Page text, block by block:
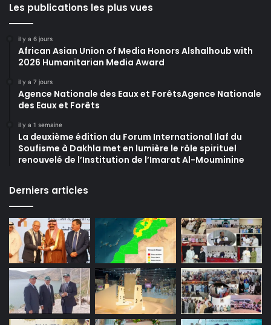
Les publications les plus vues
il y a 6 jours
African Asian Union of Media Honors Alshalhoub with
2026 Humanitarian Media Award
il y a 7 jours
Agence Nationale des Eaux et ForêtsAgence Nationale
des Eaux et Forêts
il y a 1 semaine
La deuxième édition du Forum International Ilaf du
Soufisme à Dakhla met en lumière le rôle spirituel
renouvelé de l’Institution de l’Imarat Al-Mouminine
Derniers articles